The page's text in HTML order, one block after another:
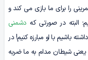
را برای ما بازی می کند و
البته در صورتی که دشمنی
باشیم با او مبارزه کنیم! در
یعنی شیطان مدام به ما ضربه